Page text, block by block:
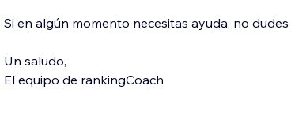
Si en algún momento necesitas ayuda, no
Un saludo,
El equipo de rankingCoach